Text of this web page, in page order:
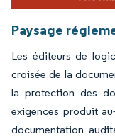
Paysage
Les éditeurs de
croisée de la
la protection des
exigences produit
documentation